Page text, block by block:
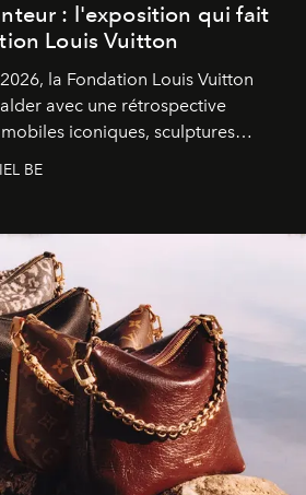
: l'exposition qui fait
Louis Vuitton
la Fondation Louis Vuitton
avec une rétrospective
iconiques, sculptures
du mouvement, l'artiste
imaginés par Frank Gehry
BE